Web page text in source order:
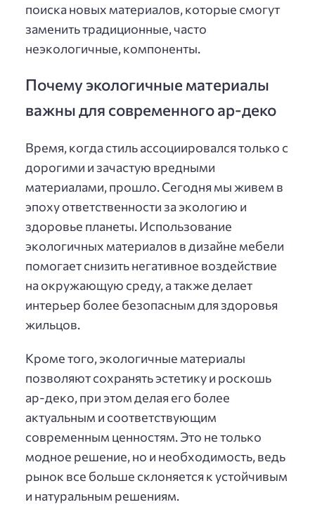
поиска новых материалов, которые смогут
заменить традиционные, часто
неэкологичные, компоненты.
Почему экологичные материалы
важны для современного ар-деко
Время, когда стиль ассоциировался только с
дорогими и зачастую вредными
материалами, прошло. Сегодня мы живем в
эпоху ответственности за экологию и
здоровье планеты. Использование
экологичных материалов в дизайне мебели
помогает снизить негативное воздействие
на окружающую среду, а также делает
интерьер более безопасным для здоровья
жильцов.
Кроме того, экологичные материалы
позволяют сохранять эстетику и роскошь
ар-деко, при этом делая его более
актуальным и соответствующим
современным ценностям. Это не только
модное решение, но и необходимость, ведь
рынок все больше склоняется к устойчивым
и натуральным решениям.